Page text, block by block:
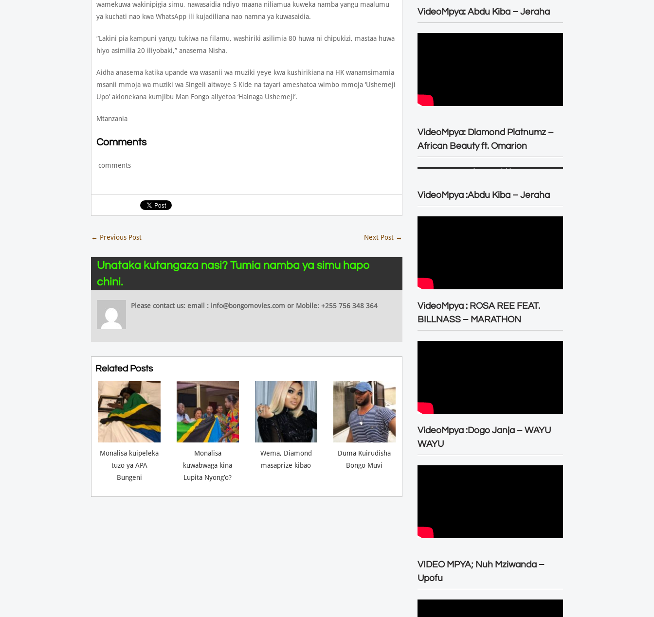
wamekuwa wakinipigia simu, nawasaidia ndiyo maana niliamua kuweka namba yangu maalumu
ya kuchati nao kwa WhatsApp ili kujadiliana nao namna ya kuwasaidia.
“Lakini pia kampuni yangu tukiwa na filamu, washiriki asilimia 80 huwa ni chipukizi, mastaa huwa
hiyo asimilia 20 iliyobaki,” anasema Nisha.
Aidha anasema katika upande wa wasanii wa muziki yeye kwa kushirikiana na HK wanamsimamia
msanii mmoja wa muziki wa Singeli aitwaye S Kide na tayari ameshatoa wimbo mmoja ‘Ushemeji
Upo’ akionekana kumjibu Man Fongo aliyetoa ‘Hainaga Ushemeji’.
Mtanzania
Comments
comments
← Previous Post Next Post →
Unataka kutangaza nasi? Tumia namba ya simu hapo
chini.
Please contact us: email : info@bongomovies.com or Mobile: +255 756 348 364
Related Posts
Monalisa kuipeleka
tuzo ya APA
Bungeni
Monalisa
kuwabwaga kina
Lupita Nyong’o?
Wema, Diamond
masaprize kibao
Duma Kuirudisha
Bongo Muvi
VideoMpya: Abdu Kiba – Jeraha
VideoMpya: Diamond Platnumz –
African Beauty ft. Omarion
VideoMpya :Abdu Kiba – Jeraha
VideoMpya : ROSA REE FEAT.
BILLNASS – MARATHON
VideoMpya :Dogo Janja – WAYU
WAYU
VIDEO MPYA; Nuh Mziwanda –
Upofu